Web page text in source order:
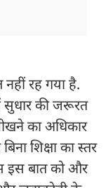
रह गया है.
सुधार की जरूरत
का अधिकार
शिक्षा का स्तर
इस बात को और